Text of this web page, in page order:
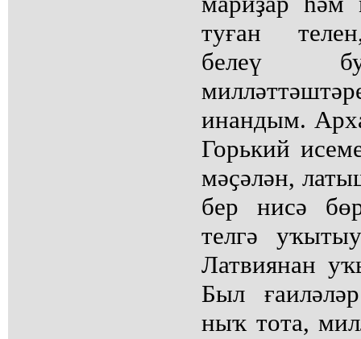
туған
белеү
инандым.
Горький
мәҫәлән,
бер нисә
телгә
Латвиянан
Был
ныҡ тота,